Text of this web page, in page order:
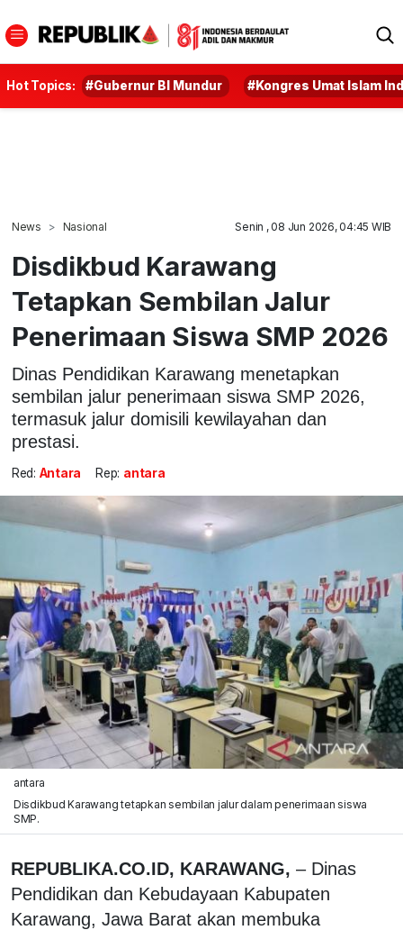
Hot Topics: #Gubernur BI Mundur #Kongres Umat Islam
News Nasional Senin , 08 Jun 2026, 04:45 WIB
Disdikbud Karawang
Tetapkan Sembilan Jalur
Penerimaan Siswa SMP 2026
Dinas Pendidikan Karawang menetapkan
sembilan jalur penerimaan siswa SMP 2026,
termasuk jalur domisili kewilayahan dan
prestasi.
Red: Antara Rep: antara
antara
Disdikbud Karawang tetapkan sembilan jalur dalam penerimaan siswa
SMP.
REPUBLIKA.CO.ID, KARAWANG, – Dinas
Pendidikan dan Kebudayaan Kabupaten
Karawang, Jawa Barat akan membuka